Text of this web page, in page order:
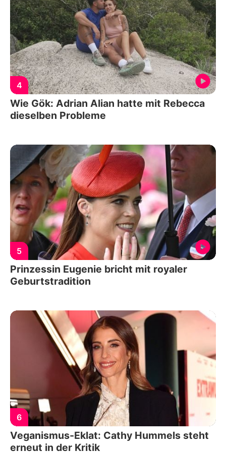
4
Wie Gök: Adrian Alian hatte mit Rebecca
dieselben Probleme
5
Prinzessin Eugenie bricht mit royaler
Geburtstradition
6
Veganismus-Eklat: Cathy Hummels steht
erneut in der Kritik